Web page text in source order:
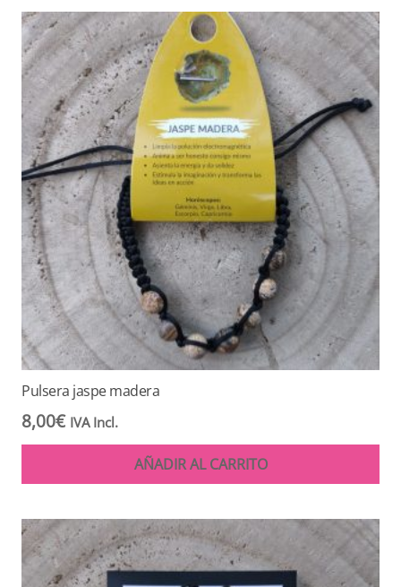
Pulsera jaspe madera
8,00€ IVA Incl.
AÑADIR AL CARRITO